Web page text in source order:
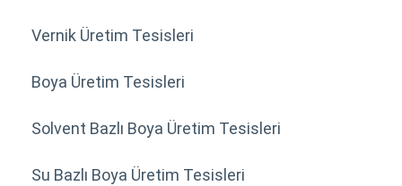
Vernik Üretim Tesisleri
Boya Üretim Tesisleri
Solvent Bazlı Boya Üretim Tesisleri
Su Bazlı Boya Üretim Tesisleri